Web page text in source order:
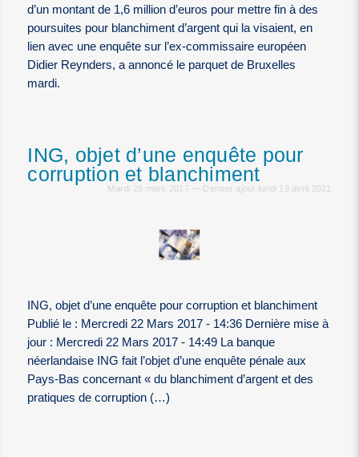
d’un montant de 1,6 million d’euros pour mettre fin à des
poursuites pour blanchiment d’argent qui la visaient, en
lien avec une enquête sur l’ex-commissaire européen
Didier Reynders, a annoncé le parquet de Bruxelles
mardi.
ING, objet d’une enquête pour
corruption et blanchiment
Mardi 28 mars 2017 — Dernier ajout lundi 19 avril 2021
ING, objet d’une enquête pour corruption et blanchiment
Publié le : Mercredi 22 Mars 2017 - 14:36 Dernière mise à
jour : Mercredi 22 Mars 2017 - 14:49 La banque
néerlandaise ING fait l’objet d’une enquête pénale aux
Pays-Bas concernant « du blanchiment d’argent et des
pratiques de corruption (…)